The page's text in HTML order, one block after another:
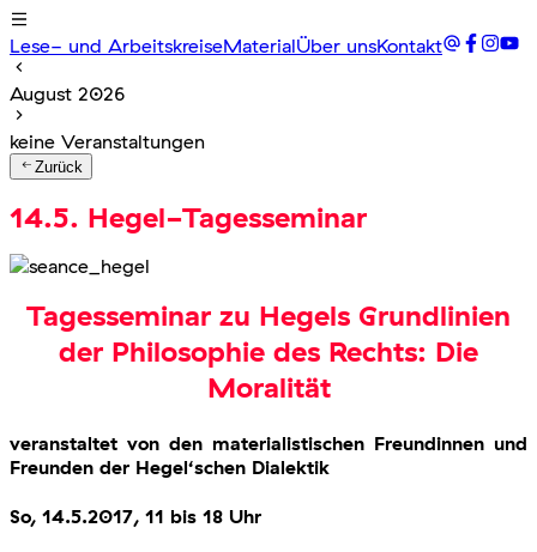
Lese- und ArbeitskreiseMaterialÜber unsKontakt
August 2026
keine Veranstaltungen
Zurück
14.5. Hegel-Tagesseminar
Tagesseminar zu Hegels Grundlinien
der Philosophie des Rechts: Die
Moralität
veranstaltet von den materialistischen Freundinnen und
Freunden der Hegel‘schen Dialektik
So, 14.5.2017, 11 bis 18 Uhr